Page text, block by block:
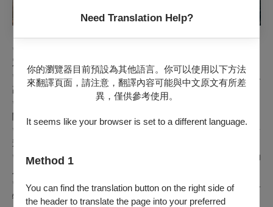
Need Translation Help?
你的瀏覽器目前預設為其他語言。你可以使用以下方法
來翻譯頁面，請注意，翻譯內容可能與中文原文有所差
異，僅供參考使用。
It seems like your browser is set to a different language.
Method 1
You can find the translation button on the right side of
the header to translate the page into your preferred
【各界好評】
✨自2007年到2015年間二度全台巡演逾68場，演出場場爆滿，
眾人次達七萬多人以上
✨2007首演時，《自由時報》評論劇情以小人物為主，但能讓觀眾
高度投入。
✨吳念真導演對
台灣男性情感與生命經驗的掌握
關鍵。
✨2008《PAR表演藝術》認為《人間條件三》不同於一般商業劇場
追求快速娛樂，而是以
✨2015年二度巡演時，《表演藝術評論台》認為吳念真導演作品動
✨2015年眾多媒體及觀眾都盛譽《人間條件三》屬於文字底的小人
物情感，將本劇視為
台灣上一代青春記憶的縮影 。